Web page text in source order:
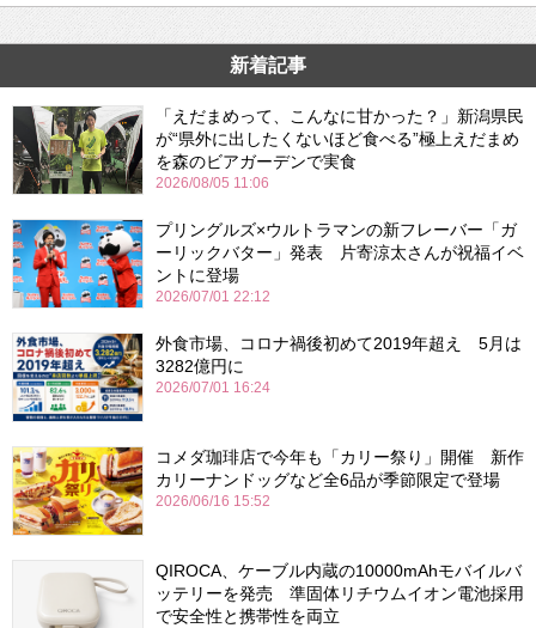
新着記事
「えだまめって、こんなに甘かった？」新潟県民
が“県外に出したくないほど食べる”極上えだまめ
を森のビアガーデンで実食
2026/08/05 11:06
プリングルズ×ウルトラマンの新フレーバー「ガ
ーリックバター」発表 片寄涼太さんが祝福イベ
ントに登場
2026/07/01 22:12
外食市場、コロナ禍後初めて2019年超え 5月は
3282億円に
2026/07/01 16:24
コメダ珈琲店で今年も「カリー祭り」開催 新作
カリーナンドッグなど全6品が季節限定で登場
2026/06/16 15:52
QIROCA、ケーブル内蔵の10000mAhモバイルバ
ッテリーを発売 準固体リチウムイオン電池採用
で安全性と携帯性を両立